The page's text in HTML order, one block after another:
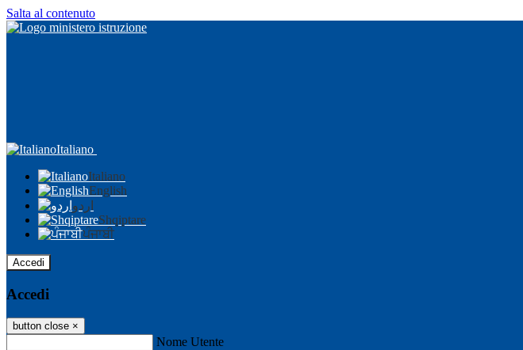
Salta al contenuto
Italiano
Italiano
English
اردو
Shqiptare
ਪੰਜਾਬੀ
Accedi
Accedi
button close ×
Nome Utente